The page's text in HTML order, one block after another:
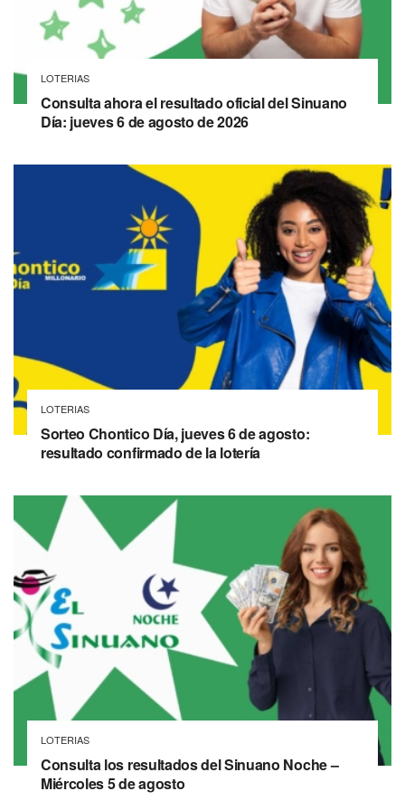
LOTERIAS
Consulta ahora el resultado oficial del Sinuano
Día: jueves 6 de agosto de 2026
LOTERIAS
Sorteo Chontico Día, jueves 6 de agosto:
resultado confirmado de la lotería
LOTERIAS
Consulta los resultados del Sinuano Noche –
Miércoles 5 de agosto